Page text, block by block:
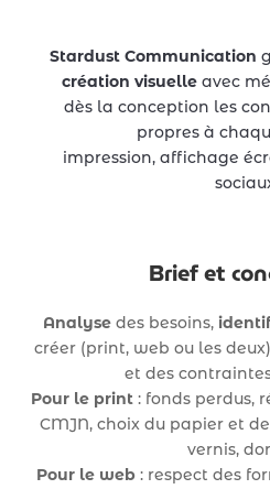
Stardust Communication
création visuelle avec
dès la conception les
propres à
impression, affichage
Brief et
Analysedes besoins,
créer (print, web ou les
et des
Pour le print: fonds perdus,
CMJN, choix du papier et
vernis,
Pour le web : respect des